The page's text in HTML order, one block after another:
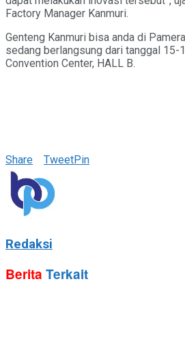
Factory Manager Kanmuri.
Genteng Kanmuri bisa anda di
sedang berlangsung dari tanggal
Convention Center, HALL B.
Share TweetPin
Redaksi
Berita Terkait